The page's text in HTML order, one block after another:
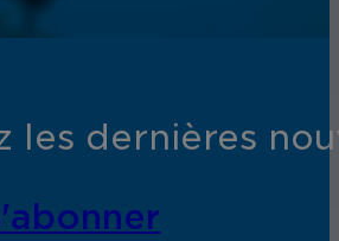
les dernières